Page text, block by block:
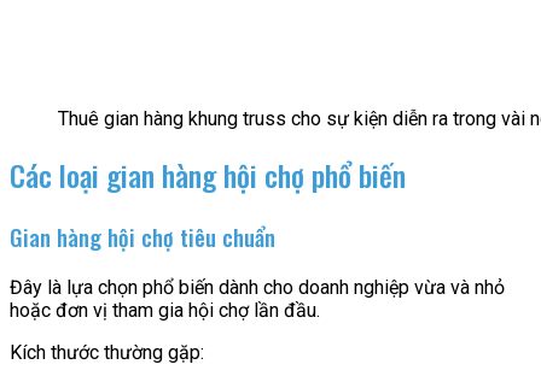
Thuê gian hàng khung truss cho sự kiện diễn ra trong vài
Các loại gian hàng hội chợ phổ biến
Gian hàng hội chợ tiêu chuẩn
Đây là lựa chọn phổ biến dành cho doanh nghiệp vừa và nhỏ
hoặc đơn vị tham gia hội chợ lần đầu.
Kích thước thường gặp: